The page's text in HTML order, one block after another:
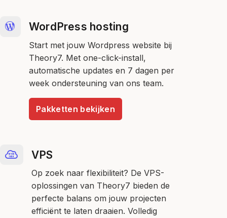
WordPress hosting
Start met jouw Wordpress website bij
Theory7. Met one-click-install,
automatische updates en 7 dagen per
week ondersteuning van ons team.
Pakketten bekijken
VPS
Op zoek naar flexibiliteit? De VPS-
oplossingen van Theory7 bieden de
perfecte balans om jouw projecten
efficiënt te laten draaien. Volledig